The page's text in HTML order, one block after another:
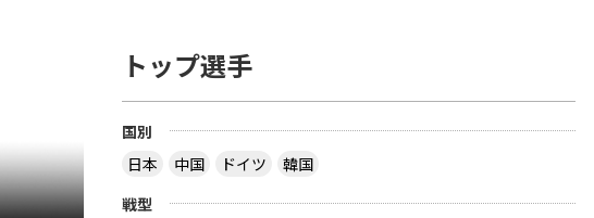
トップ選手
国別
日本
中国 ドイツ
韓国
戦型